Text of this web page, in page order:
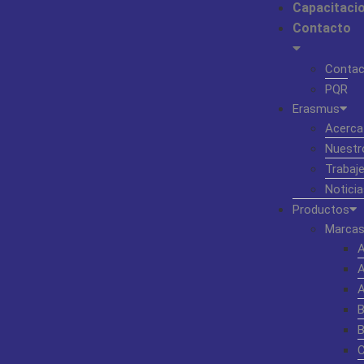
Contacto
PQR
Erasmus
Productos